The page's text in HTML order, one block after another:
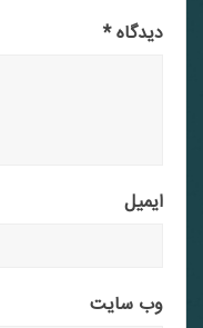
دیدگاه*
ایمیل
وب‌ سایت